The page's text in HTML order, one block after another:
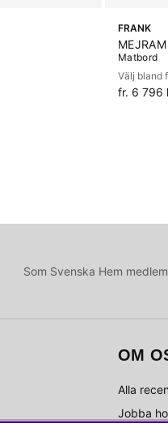
FRANK
MEJRAM
Matbord
Välj bland
fr. 6 796
Som Svenska Hem
OM
Alla
Jobba